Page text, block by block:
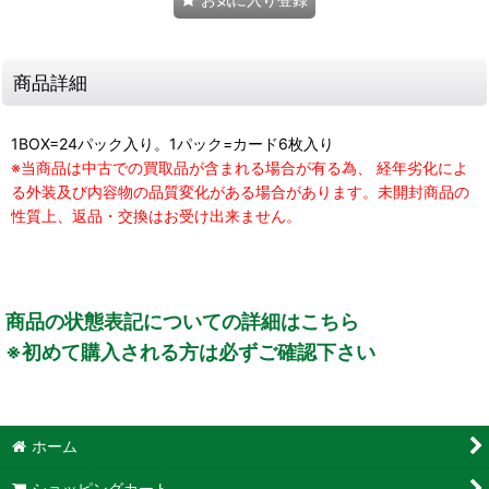
商品詳細
1BOX=24パック入り。1パック=カード6枚入り
※当商品は中古での買取品が含まれる場合が有る為、 経年劣化によ
る外装及び内容物の品質変化がある場合があります。未開封商品の
性質上、返品・交換はお受け出来ません。
商品の状態表記についての詳細はこちら
※初めて購入される方は必ずご確認下さい
ホーム